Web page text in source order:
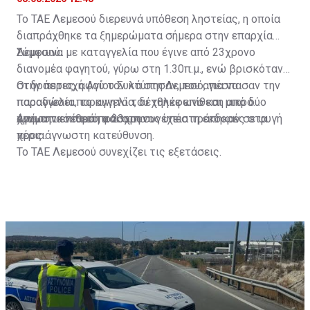
Το ΤΑΕ Λεμεσού διερευνά υπόθεση ληστείας, η οποία
διαπράχθηκε τα ξημερώματα σήμερα στην επαρχία
Λεμεσού.
Σύμφωνα με καταγγελία που έγινε από 23χρονο
διανομέα φαγητού, γύρω στη 1.30π.μ., ενώ βρισκόταν
στην περιοχή Αγίου Συλά στη Λεμεσό, για να
παραδώσει παραγγελία, δέχθηκε επίθεση από δύο
άγνωστα νεαρά πρόσωπα.
Οι δράστες, αφού τον κτύπησαν, του απέσπασαν την
παραγγελία, το κινητό του τηλέφωνο και μικρό
χρηματικό ποσό, και στη συνέχεια τράπηκαν σε φυγή
προς άγνωστη κατεύθυνση.
Από την επίθεση ο 23χρονος υπέστη εκδορές στα
χέρια.
Το ΤΑΕ Λεμεσού συνεχίζει τις εξετάσεις.